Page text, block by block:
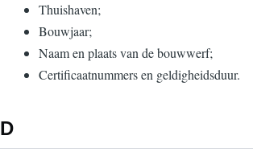
Thuishaven;
Bouwjaar;
Naam en plaats van de bouwwerf;
Certificaatnummers en geldigheidsduur.
D